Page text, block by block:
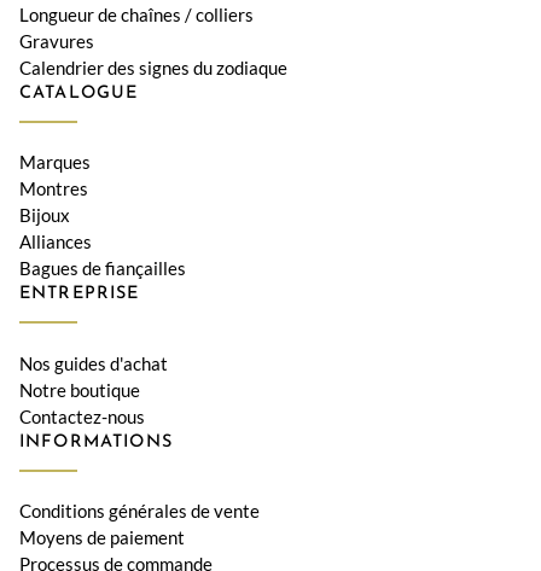
Longueur de chaînes / colliers
Gravures
Calendrier des signes du zodiaque
CATALOGUE
Marques
Montres
Bijoux
Alliances
Bagues de fiançailles
ENTREPRISE
Nos guides d'achat
Notre boutique
Contactez-nous
INFORMATIONS
Conditions générales de vente
Moyens de paiement
Processus de commande